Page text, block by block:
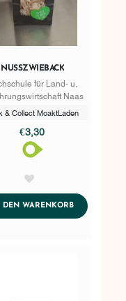
NUSSZWIEBACK
für Land- u.
Naas
& Collect MoaktLaden
€3,30
DEN WARENKORBADDTOCART